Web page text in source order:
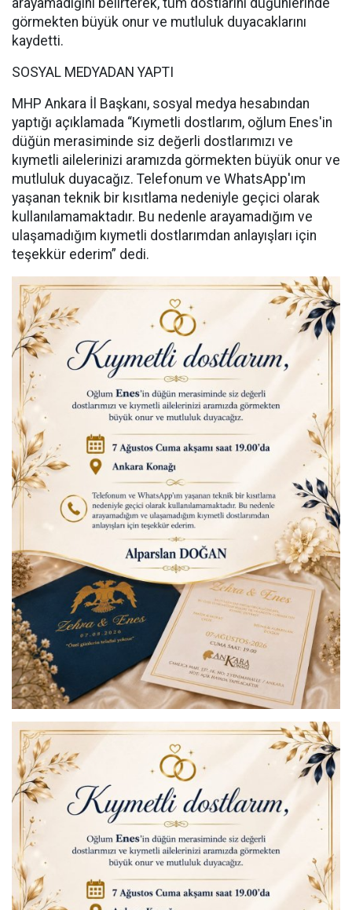
arayamadığını belirterek, tüm dostlarını düğünlerinde
görmekten büyük onur ve mutluluk duyacaklarını
kaydetti.
SOSYAL MEDYADAN YAPTI
MHP Ankara İl Başkanı, sosyal medya hesabından
yaptığı açıklamada “Kıymetli dostlarım, oğlum Enes'in
düğün merasiminde siz değerli dostlarımızı ve
kıymetli ailelerinizi aramızda görmekten büyük onur ve
mutluluk duyacağız. Telefonum ve WhatsApp'ım
yaşanan teknik bir kısıtlama nedeniyle geçici olarak
kullanılamamaktadır. Bu nedenle arayamadığım ve
ulaşamadığım kıymetli dostlarımdan anlayışları için
teşekkür ederim” dedi.